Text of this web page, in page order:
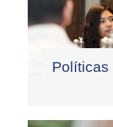
Políticas